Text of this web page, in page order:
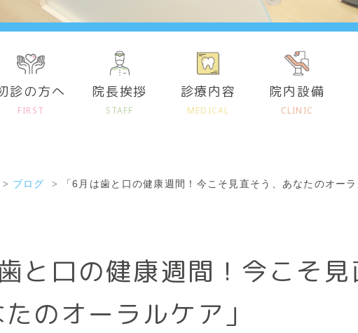
診の方へ
FIRST
院長挨拶
STAFF
診療内容
MEDICAL
院内設備
CLINIC
ブログ 「6月は歯と口の健康週間！今こそ見直そう、あなたのオーラ
と口の健康週間！今こそ見
のオーラルケア」